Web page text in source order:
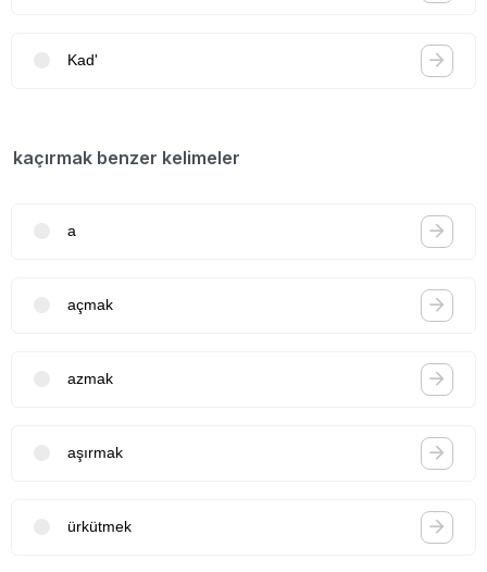
Kad'
kaçırmak benzer kelimeler
a
açmak
azmak
aşırmak
ürkütmek